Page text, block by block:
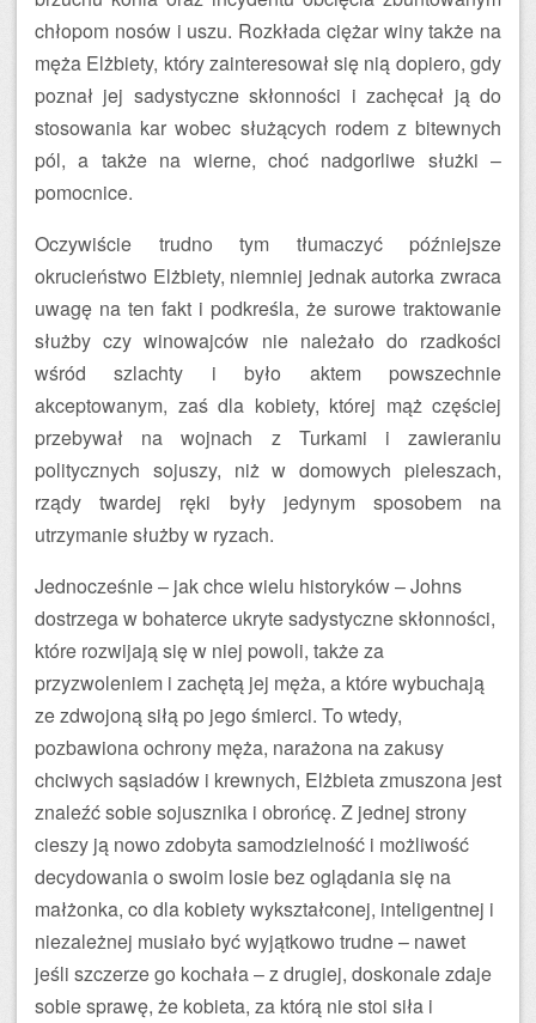
chłopom nosów i uszu. Rozkłada ciężar winy także na
męża Elżbiety, który zainteresował się nią dopiero, gdy
poznał jej sadystyczne skłonności i zachęcał ją do
stosowania kar wobec służących rodem z bitewnych
pól, a także na wierne, choć nadgorliwe służki –
pomocnice.
Oczywiście trudno tym tłumaczyć późniejsze
okrucieństwo Elżbiety, niemniej jednak autorka zwraca
uwagę na ten fakt i podkreśla, że surowe traktowanie
służby czy winowajców nie należało do rzadkości
wśród szlachty i było aktem powszechnie
akceptowanym, zaś dla kobiety, której mąż częściej
przebywał na wojnach z Turkami i zawieraniu
politycznych sojuszy, niż w domowych pieleszach,
rządy twardej ręki były jedynym sposobem na
utrzymanie służby w ryzach.
Jednocześnie – jak chce wielu historyków – Johns
dostrzega w bohaterce ukryte sadystyczne skłonności,
które rozwijają się w niej powoli, także za
przyzwoleniem i zachętą jej męża, a które wybuchają
ze zdwojoną siłą po jego śmierci. To wtedy,
pozbawiona ochrony męża, narażona na zakusy
chciwych sąsiadów i krewnych, Elżbieta zmuszona jest
znaleźć sobie sojusznika i obrońcę. Z jednej strony
cieszy ją nowo zdobyta samodzielność i możliwość
decydowania o swoim losie bez oglądania się na
małżonka, co dla kobiety wykształconej, inteligentnej i
niezależnej musiało być wyjątkowo trudne – nawet
jeśli szczerze go kochała – z drugiej, doskonale zdaje
sobie sprawę, że kobieta, za którą nie stoi siła i